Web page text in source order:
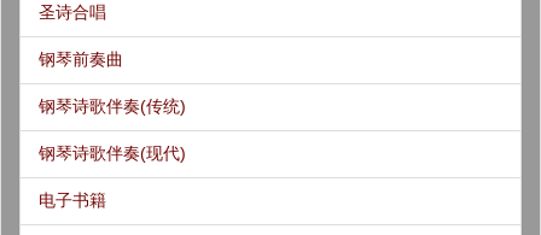
圣诗合唱
钢琴前奏曲
钢琴诗歌伴奏(传统)
钢琴诗歌伴奏(现代)
电子书籍